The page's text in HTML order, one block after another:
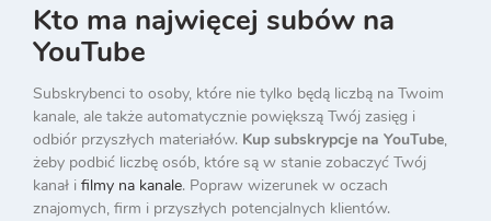
Kto ma najwięcej subów na
YouTube
Subskrybenci to osoby, które nie tylko będą liczbą na Twoim
kanale, ale także automatycznie powiększą Twój zasięg i
odbiór przyszłych materiałów. Kup subskrypcje na YouTube,
żeby podbić liczbę osób, które są w stanie zobaczyć Twój
kanał i filmy na kanale. Popraw wizerunek w oczach
znajomych, firm i przyszłych potencjalnych klientów.